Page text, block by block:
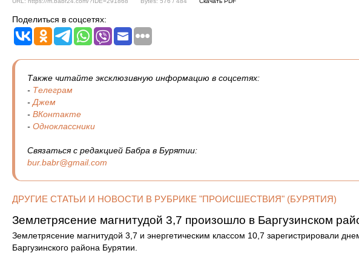
Поделиться в соцсетях:
Также читайте эксклюзивную информацию в соцсетях:
- Телеграм
-Джем
- ВКонтакте
- Одноклассники
Связаться с редакцией Бабра в Бурятии:
bur.babr@gmail.com
ДРУГИЕ СТАТЬИ И НОВОСТИ В РУБРИКЕ "ПРОИСШЕСТВИЯ" (БУРЯТИЯ)
Землетрясение магнитудой 3,7 произошло в Баргузинском
Землетрясение магнитудой 3,7 и энергетическим классом 10,7 зарегистрировали
Баргузинского района Бурятии.